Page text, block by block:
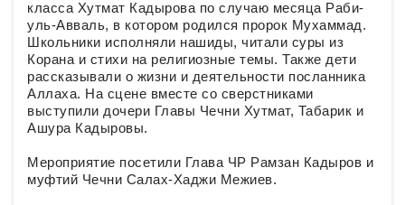
класса Хутмат Кадырова по случаю месяца Раби-
уль-Авваль, в котором родился пророк Мухаммад.
Школьники исполняли нашиды, читали суры из
Корана и стихи на религиозные темы. Также дети
рассказывали о жизни и деятельности посланника
Аллаха. На сцене вместе со сверстниками
выступили дочери Главы Чечни Хутмат, Табарик и
Ашура Кадыровы.
Мероприятие посетили Глава ЧР Рамзан Кадыров и
муфтий Чечни Салах-Хаджи Межиев.